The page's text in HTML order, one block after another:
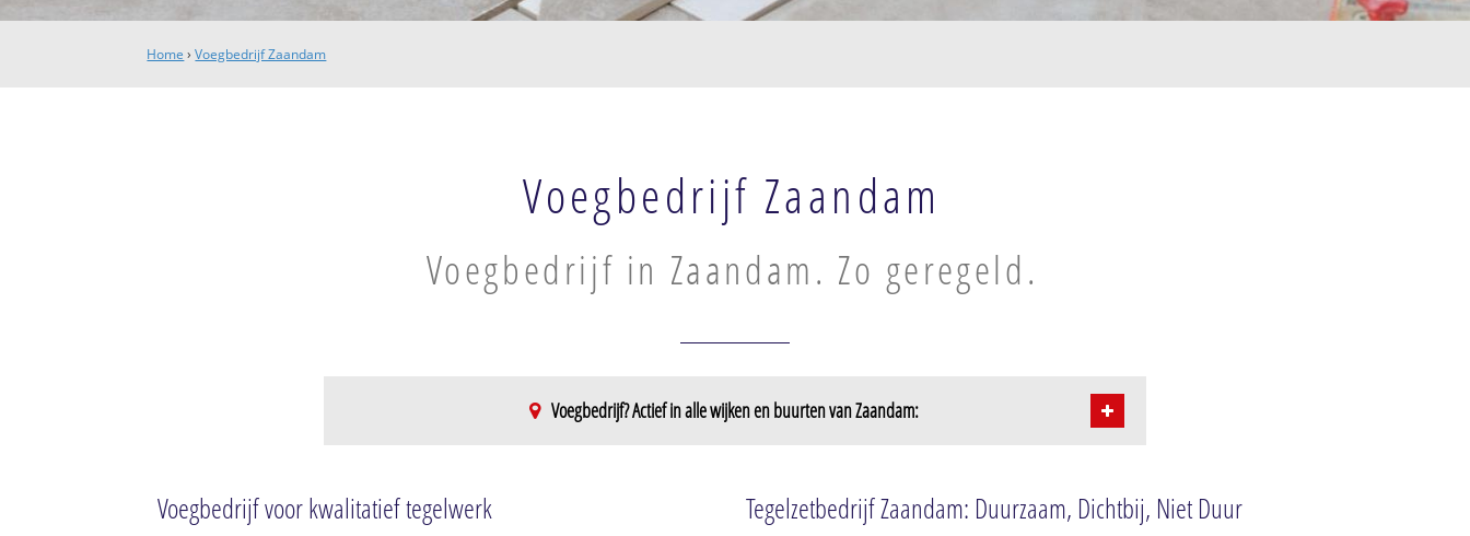
Home ›Voegbedrijf Zaandam
Voegbedrijf Zaandam
Voegbedrijf in Zaandam. Zo geregeld.
Voegbedrijf? Actief in alle wijken en buurten van Zaandam:
Boerejonkerbuurt
Kalverpolder
Voegbedrijf voor kwalitatief tegelwerk Tegelzetbedrijf Zaandam: Duurzaam, Dichtbij, Niet Duur